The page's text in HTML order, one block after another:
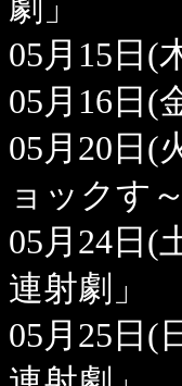
劇」
05月15日(
05月16日(
05月20日(
ョックす～
05月24日(
連射劇」
05月25日(